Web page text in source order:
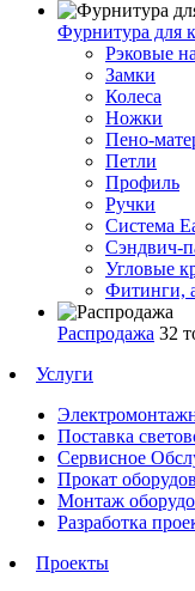
Фурнитура для
Рэковые
Замки
Колеса
Ножки
Пено-
Петли
Профиль
Ручки
Система
Сэндвич-
Угловые
Фитинги,
Распродажа 32
Услуги
Поставка
Сервисное
Прокат
Монтаж
Разработка
Проекты